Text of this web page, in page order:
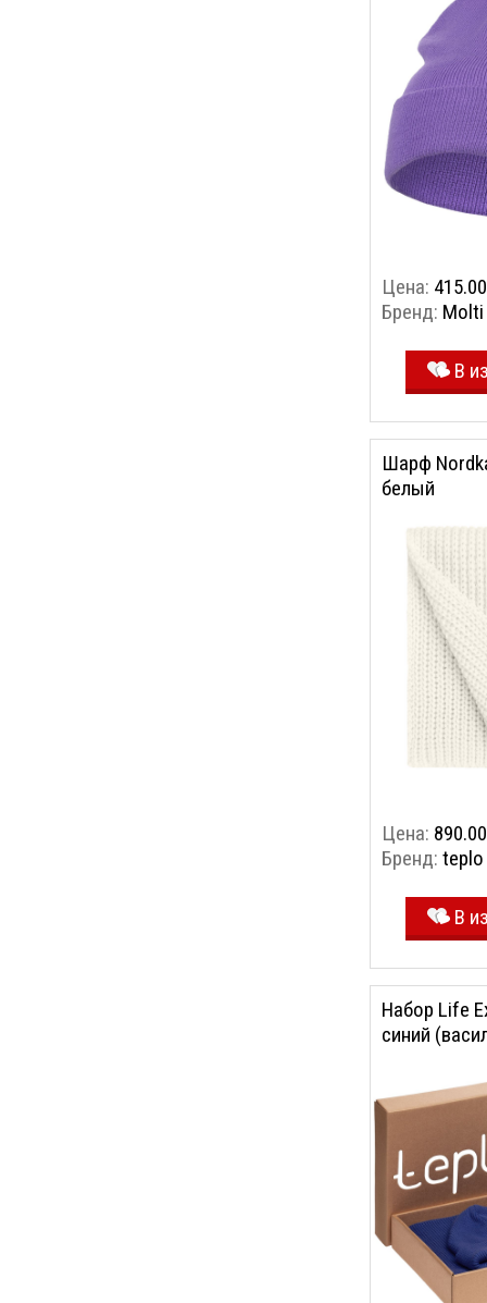
Цена:
Бренд: Molti
В
Цена:
Бренд: teplo
В
Шарф
белый
Набор Life
синий